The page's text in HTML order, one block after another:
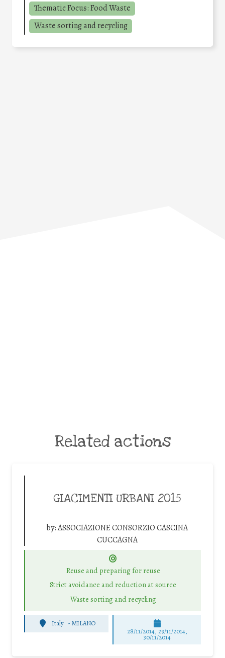
Thematic Focus: Food Waste
Waste sorting and recycling
Related actions
GIACIMENTI URBANI 2015
by:ASSOCIAZIONE CONSORZIO CASCINA
CUCCAGNA
Reuse and preparing for reuse
Strict avoidance and reduction at source
Waste sorting and recycling
Italy - MILANO
28/11/2014, 29/11/2014,
30/11/2014